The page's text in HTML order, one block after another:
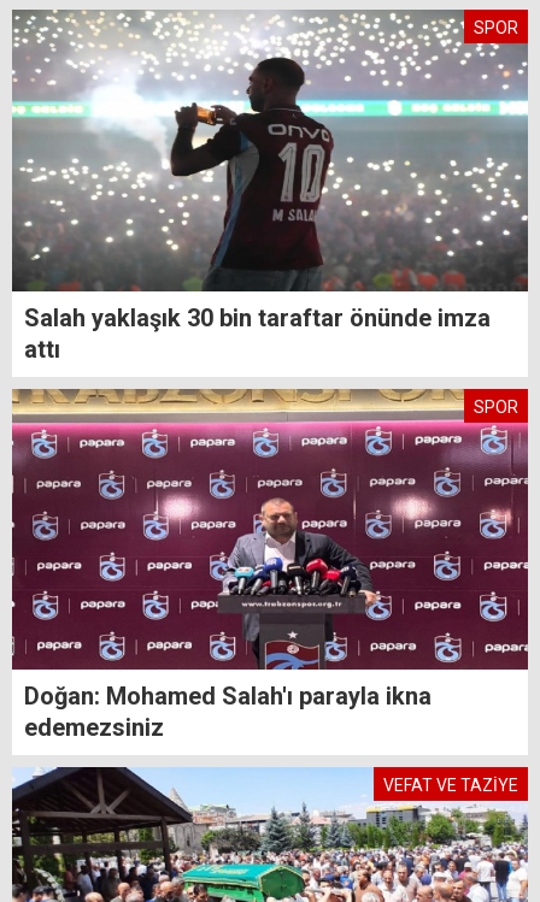
SPOR
Salah yaklaşık 30 bin taraftar önünde imza
attı
SPOR
Doğan: Mohamed Salah'ı parayla ikna
edemezsiniz
VEFAT VE TAZİYE